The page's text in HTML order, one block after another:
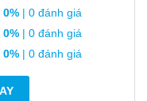
0% | 0 đánh giá
0% | 0 đánh giá
0% | 0 đánh giá